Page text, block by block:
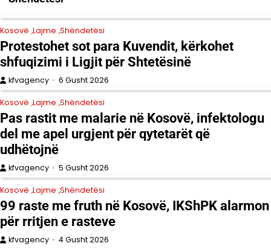
Kosovë Lajme Shëndetësi
Protestohet sot para Kuvendit, kërkohet
shfuqizimi i Ligjit për Shtetësinë
kfvagency 6 Gusht 2026
Kosovë Lajme Shëndetësi
Pas rastit me malarie në Kosovë, infektologu
del me apel urgjent për qytetarët që
udhëtojnë
kfvagency 5 Gusht 2026
Kosovë Lajme Shëndetësi
99 raste me fruth në Kosovë, IKShPK alarmon
për rritjen e rasteve
kfvagency 4 Gusht 2026